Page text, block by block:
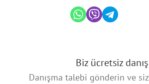
Biz ücretsiz danış
Danışma talebi gönderin ve